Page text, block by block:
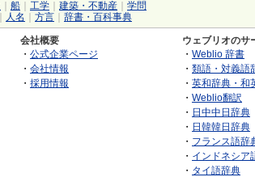
船 工学 建築・不動産
学問
人名 方言 辞書・百科事典
会社概要
・ 公式企業ページ
・ 会社情報
・ 採用情報
ウェブリオのサ
・ Weblio 辞書
・ 類語・対義語
・ 英和辞典・和
・ Weblio翻訳
・ 日中中日辞典
・ 日韓韓日辞典
・ フランス語辞
・ インドネシア
・ タイ語辞典